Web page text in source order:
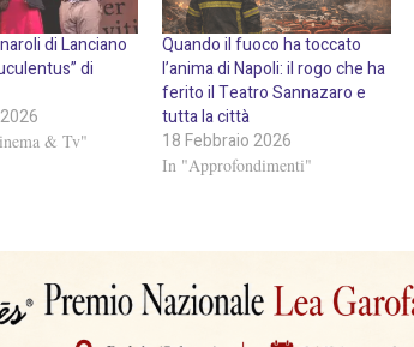
di Lanciano
di
& Tv"
Quando il fuoco ha toccato
l’anima di Napoli: il rogo che ha
ferito il Teatro Sannazaro e
tutta la città
18 Febbraio 2026
In "Approfondimenti"